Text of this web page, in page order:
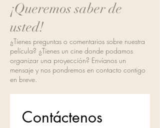
¡Queremos saber de
usted!
¿Tienes preguntas o comentarios sobre nuestra
película? ¿Tienes un cine donde podamos
organizar una proyección? Envíanos un
mensaje y nos pondremos en contacto contigo
en breve.
Contáctenos